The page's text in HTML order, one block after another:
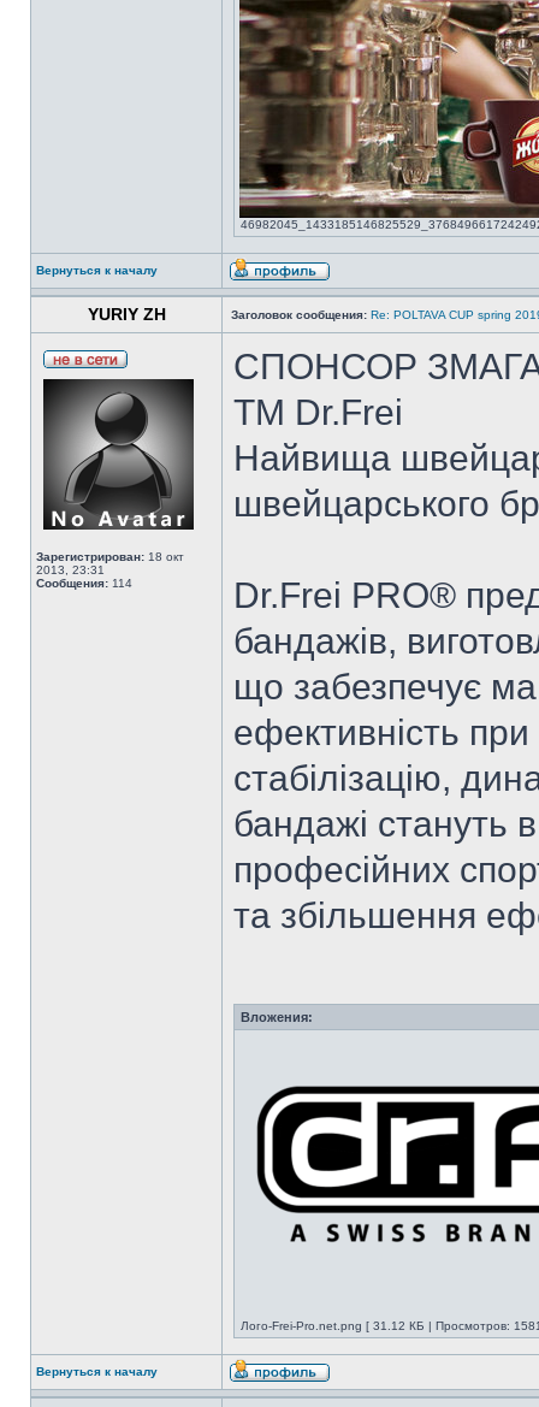
Вернуться к началу
YURIY ZH Заголовок сообщения: Re: POLTAVA CUP spring
Зарегистрирован: 18 окт
2013, 23:31
Сообщения: 114
СПОНСОР
TM Dr.Frei
Найвища
швейцарського
Dr.Frei PRO®
бандажів,
що забезпечує
ефективність при
стабілізацію,
бандажі стануть
професійних
та збільшення
Вложения:
Лого-Frei-Pro.net.png [ 31.12 КБ | Просмотров:
Вернуться к началу